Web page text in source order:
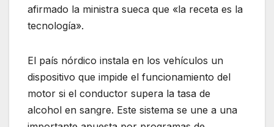
afirmado la ministra sueca que «la receta es la
tecnología».
El país nórdico instala en los vehículos un
dispositivo que impide el funcionamiento del
motor si el conductor supera la tasa de
alcohol en sangre. Este sistema se une a una